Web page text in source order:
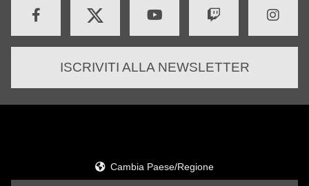
ISCRIVITI ALLA NEWSLETTER
Cambia Paese/Regione